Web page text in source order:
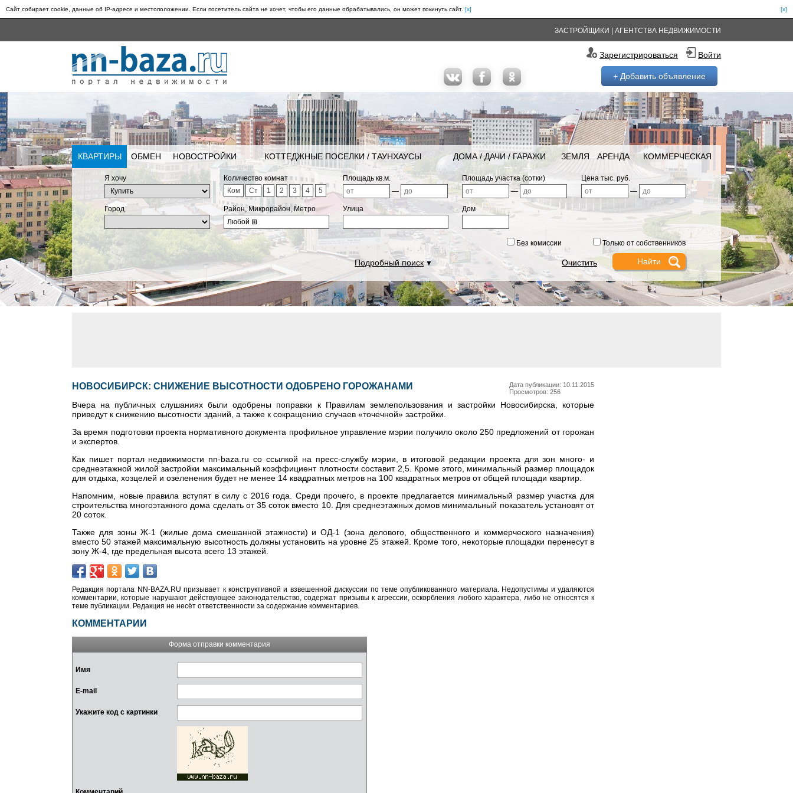
Сайт собирает cookie, данные об IP-адресе и местоположении. Если посетитель сайта не хочет, чтобы его данные обрабатывались, он может покинуть сайт. [x]
[x]
ЗАСТРОЙЩИКИ АГЕНТСТВА НЕДВИЖИМОСТИ
Зарегистрироваться Войти
+ Добавить объявление
КВАРТИРЫ ОБМЕН НОВОСТРОЙКИ КОТТЕДЖНЫЕ ПОСЕЛКИ / ТАУНХАУСЫ ДОМА / ДАЧИ / ГАРАЖИ ЗЕМЛЯ АРЕНДА КОММЕРЧЕСКАЯ
Я хочу
Количество комнат
Ком
Ст 1 2 3 4 5
Площадь кв.м.
—
Площадь участка (сотки)
—
Цена тыс. руб.
—
Город
Район, Микрорайон, Метро
Любой ⊞
Улица Дом
Без комиссии Только от собственников
Подробный поиск▼ Очистить
Дата публикации: 10.11.2015
Просмотров: 256
НОВОСИБИРСК: СНИЖЕНИЕ ВЫСОТНОСТИ ОДОБРЕНО ГОРОЖАНАМИ
Вчера на публичных слушаниях были одобрены поправки к Правилам землепользования и застройки Новосибирска, которые
приведут к снижению высотности зданий, а также к сокращению случаев «точечной» застройки.
За время подготовки проекта нормативного документа профильное управление мэрии получило около 250 предложений от горожан
и экспертов.
Как пишет портал недвижимости nn-baza.ru со ссылкой на пресс-службу мэрии, в итоговой редакции проекта для зон много- и
среднеэтажной жилой застройки максимальный коэффициент плотности составит 2,5. Кроме этого, минимальный размер площадок
для отдыха, хозцелей и озеленения будет не менее 14 квадратных метров на 100 квадратных метров от общей площади квартир.
Напомним, новые правила вступят в силу с 2016 года. Среди прочего, в проекте предлагается минимальный размер участка для
строительства многоэтажного дома сделать от 35 соток вместо 10. Для среднеэтажных домов минимальный показатель установят от
20 соток.
Также для зоны Ж-1 (жилые дома смешанной этажности) и ОД-1 (зона делового, общественного и коммерческого назначения)
вместо 50 этажей максимальную высотность должны установить на уровне 25 этажей. Кроме того, некоторые площадки перенесут в
зону Ж-4, где предельная высота всего 13 этажей.
Редакция портала NN-BAZA.RU призывает к конструктивной и взвешенной дискуссии по теме опубликованного материала. Недопустимы и удаляются
комментарии, которые нарушают действующее законодательство, содержат призывы к агрессии, оскорбления любого характера, либо не относятся к
теме публикации. Редакция не несёт ответственности за содержание комментариев.
КОММЕНТАРИИ
Форма отправки комментария
Имя
E-mail
Укажите код с картинки